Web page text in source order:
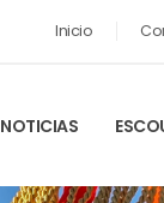
Inicio
NOTICIAS